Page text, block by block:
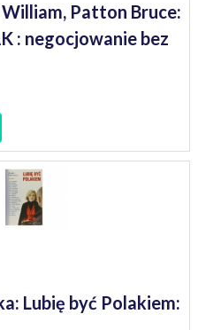
Patton Bruce:
: negocjowanie bez
Lubię być Polakiem: